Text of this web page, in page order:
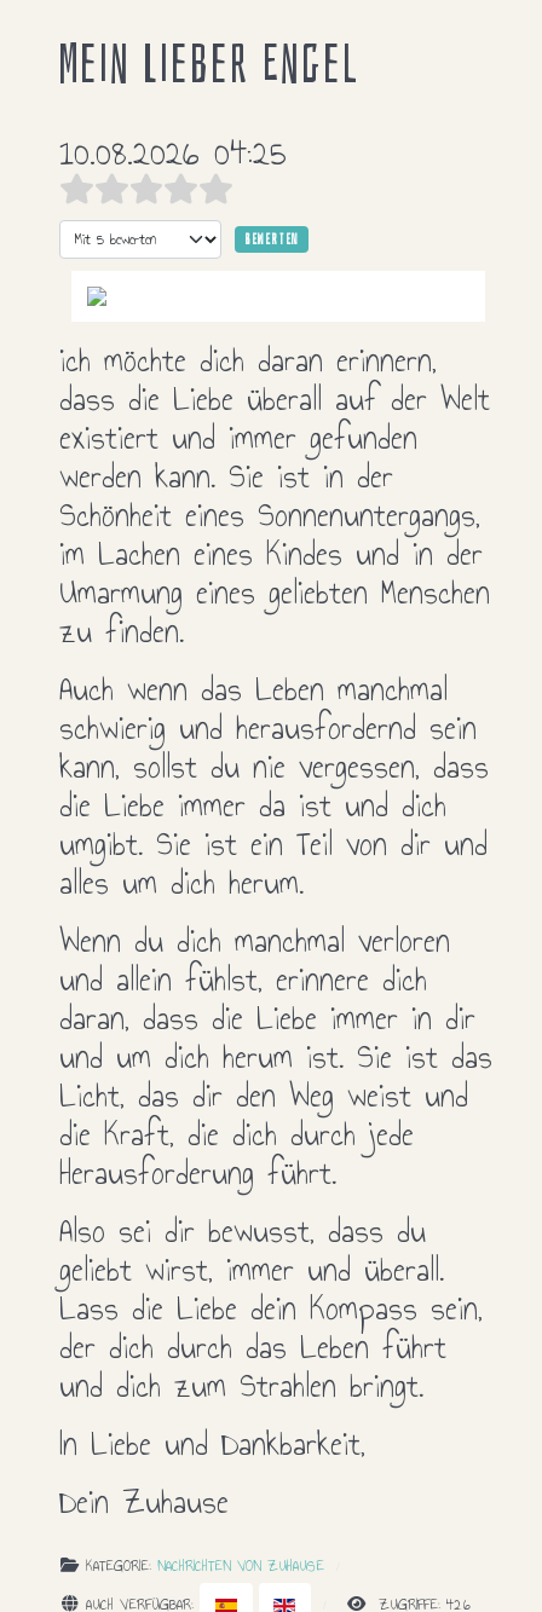
Mein Lieber Engel
10.08.2026 04:25
Bitte bewerten
ich möchte dich daran erinnern,
dass die Liebe überall auf der Welt
existiert und immer gefunden
werden kann. Sie ist in der
Schönheit eines Sonnenuntergangs,
im Lachen eines Kindes und in der
Umarmung eines geliebten Menschen
zu finden.
Auch wenn das Leben manchmal
schwierig und herausfordernd sein
kann, sollst du nie vergessen, dass
die Liebe immer da ist und dich
umgibt. Sie ist ein Teil von dir und
alles um dich herum.
Wenn du dich manchmal verloren
und allein fühlst, erinnere dich
daran, dass die Liebe immer in dir
und um dich herum ist. Sie ist das
Licht, das dir den Weg weist und
die Kraft, die dich durch jede
Herausforderung führt.
Also sei dir bewusst, dass du
geliebt wirst, immer und überall.
Lass die Liebe dein Kompass sein,
der dich durch das Leben führt
und dich zum Strahlen bringt.
In Liebe und Dankbarkeit,
Dein Zuhause
KATEGORIE: NACHRICHTEN VON ZUHAUSE
AUCH VERFÜGBAR:
ZUGRIFFE: 426